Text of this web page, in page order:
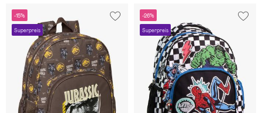
-15%
Superpreis
-26%
Superpreis